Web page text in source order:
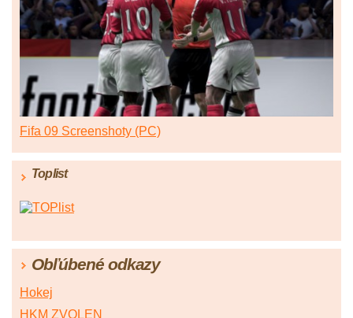
Fifa 09 Screenshoty (PC)
Toplist
Obľúbené odkazy
Hokej
HKM ZVOLEN